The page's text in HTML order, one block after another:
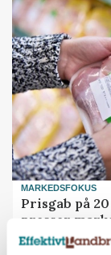
MARKEDSFOKUS
Prisgab på
presser